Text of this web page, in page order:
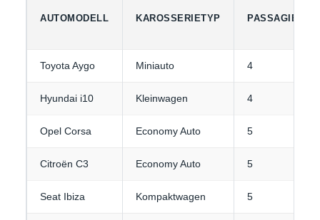
AUTOMODELL KAROSSERIETYP PASSAGIERE
Toyota Aygo Miniauto 4
Hyundai i10 Kleinwagen 4
Opel Corsa Economy Auto 5
Citroën C3 Economy Auto 5
Seat Ibiza Kompaktwagen 5